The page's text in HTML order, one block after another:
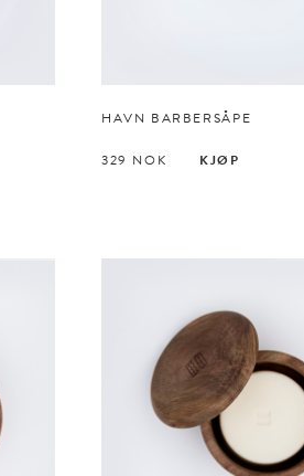
HAVN BARBERSÅPE
329 NOK KJØP